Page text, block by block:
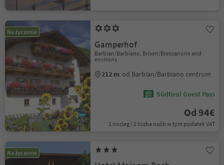
Na życzenie
Gamperhof
Barbian/Barbiano, Brixen/Bressanone and
environs
212 m od Barbian/Barbiano centrum
Südtirol Guest Pass
Od 94€
1 nocleg / 2 liczba osób w tym podatek VAT
Na życzenie